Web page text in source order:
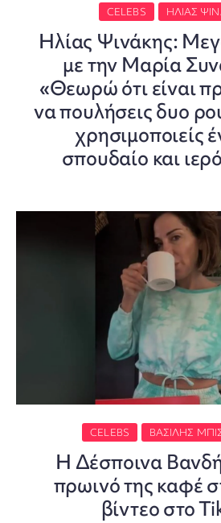
CELEBS ΗΛΊΑΣ
Ηλίας Ψινάκης:
με την Μαρία
«Θεωρώ ότι είναι
να πουλήσεις δυο
χρησιμοποιείς
σπουδαίο και
CELEBS ΒΑΣΊΛΗΣ
Η Δέσποινα Βανδή
πρωινό της καφέ
βίντεο στο